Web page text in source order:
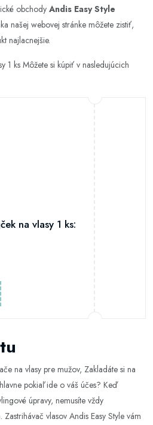
obchody Andis Easy Style
našej webovej stránke môžete zistiť,
najlacnejšie.
1 ks Môžete si kúpiť v nasledujúcich
na vlasy 1 ks:
na vlasy pre mužov, Zakladáte si na
pokiaľ ide o váš účes? Keď
úpravy, nemusíte vždy
vlasov Andis Easy Style vám